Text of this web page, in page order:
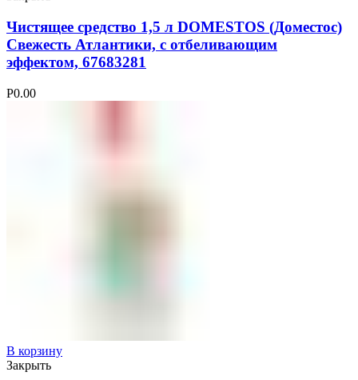
Чистящее средство 1,5 л DOMESTOS (Доместос)
Свежесть Атлантики, с отбеливающим
эффектом, 67683281
Р0.00
В корзину
Закрыть